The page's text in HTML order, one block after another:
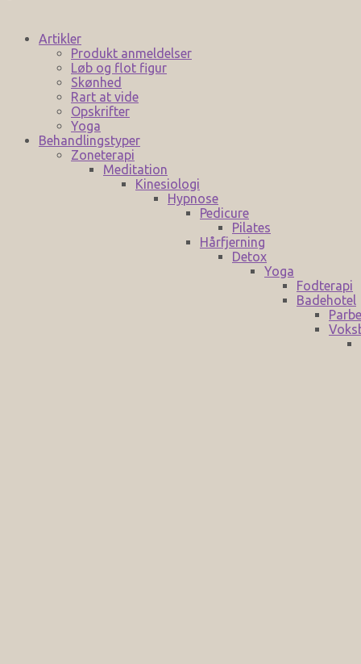
Artikler
Produkt anmeldelser
Løb og flot figur
Skønhed
Rart at vide
Opskrifter
Yoga
Behandlingstyper
Zoneterapi
Meditation
Kinesiologi
Hypnose
Pedicure
Pilates
Hårfjerning
Detox
Yoga
Fodterapi
Badehotel